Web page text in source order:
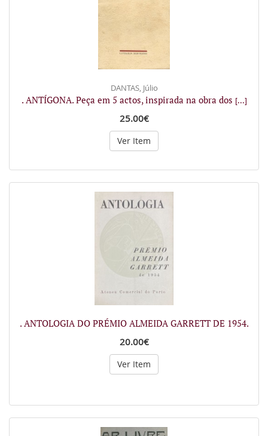
DANTAS, Júlio
. ANTÍGONA. Peça em 5 actos, inspirada na obra dos [...]
25.00€
Ver Item
. ANTOLOGIA DO PRÉMIO ALMEIDA GARRETT DE 1954.
20.00€
Ver Item